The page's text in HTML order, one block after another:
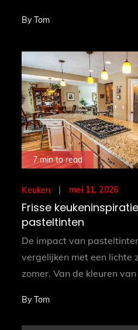
ByTom
7 min to read
Keuken
Posted
on
mei 11, 2026
Frisse
pasteltinten
De impact van
vergelijken met een lichte
zomer. Van de kleuren
ByTom